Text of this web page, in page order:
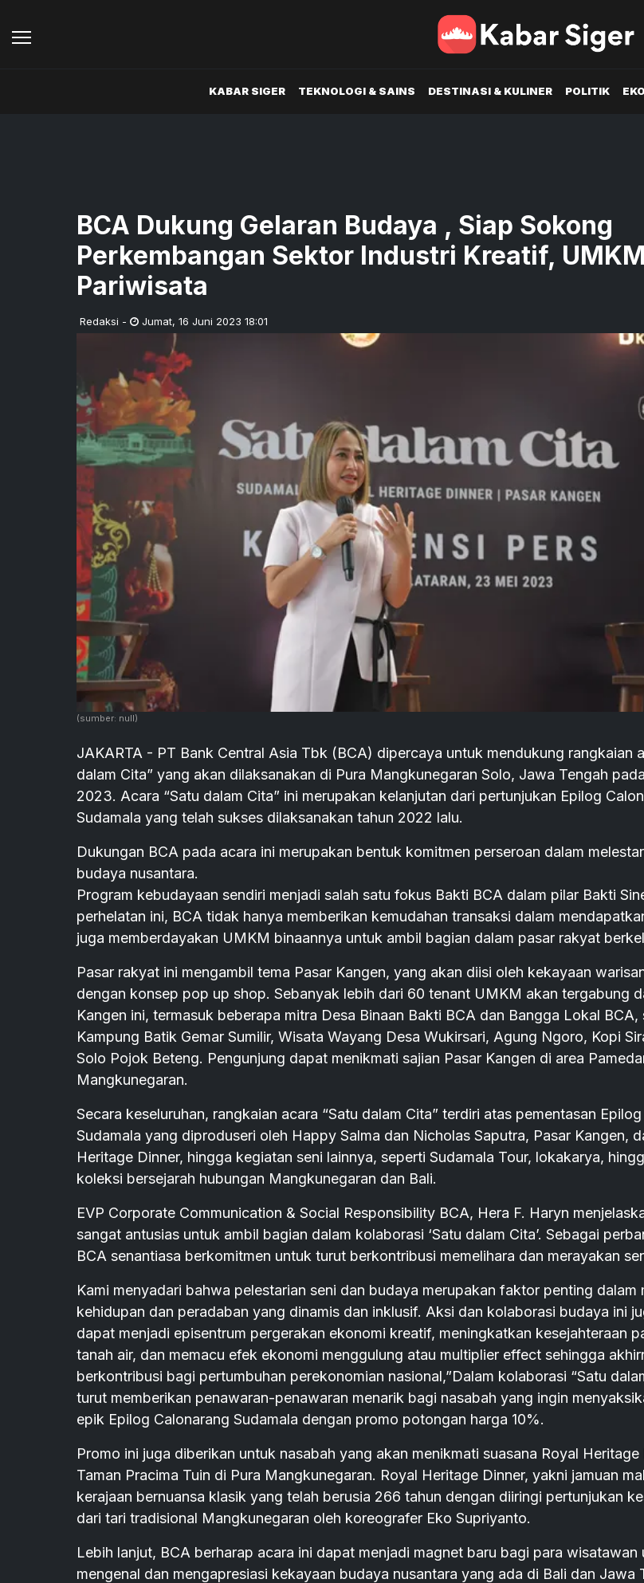
KABAR SIGER TEKNOLOGI & SAINS DESTINASI & KULINER POLITIK
BCA Dukung Gelaran Budaya , Siap Sokong
Perkembangan Sektor Industri Kreatif,
Pariwisata
Redaksi - Jumat, 16 Juni 2023 18:01
(sumber: null)
JAKARTA - PT Bank Central Asia Tbk (BCA) dipercaya untuk mendukung rangkaian
dalam Cita” yang akan dilaksanakan di Pura Mangkunegaran Solo, Jawa Tengah
2023. Acara “Satu dalam Cita” ini merupakan kelanjutan dari pertunjukan Epilog
Sudamala yang telah sukses dilaksanakan tahun 2022 lalu.
Dukungan BCA pada acara ini merupakan bentuk komitmen perseroan dalam
budaya nusantara.
Program kebudayaan sendiri menjadi salah satu fokus Bakti BCA dalam pilar Bakti
perhelatan ini, BCA tidak hanya memberikan kemudahan transaksi dalam
juga memberdayakan UMKM binaannya untuk ambil bagian dalam pasar rakyat
Pasar rakyat ini mengambil tema Pasar Kangen, yang akan diisi oleh kekayaan
dengan konsep pop up shop. Sebanyak lebih dari 60 tenant UMKM akan tergabung
Kangen ini, termasuk beberapa mitra Desa Binaan Bakti BCA dan Bangga Lokal BCA,
Kampung Batik Gemar Sumilir, Wisata Wayang Desa Wukirsari, Agung Ngoro, Kopi
Solo Pojok Beteng. Pengunjung dapat menikmati sajian Pasar Kangen di area
Mangkunegaran.
Secara keseluruhan, rangkaian acara “Satu dalam Cita” terdiri atas pementasan
Sudamala yang diproduseri oleh Happy Salma dan Nicholas Saputra, Pasar Kangen,
Heritage Dinner, hingga kegiatan seni lainnya, seperti Sudamala Tour, lokakarya,
koleksi bersejarah hubungan Mangkunegaran dan Bali.
EVP Corporate Communication & Social Responsibility BCA, Hera F. Haryn
sangat antusias untuk ambil bagian dalam kolaborasi ‘Satu dalam Cita’. Sebagai
BCA senantiasa berkomitmen untuk turut berkontribusi memelihara dan merayakan
Kami menyadari bahwa pelestarian seni dan budaya merupakan faktor penting dalam
kehidupan dan peradaban yang dinamis dan inklusif. Aksi dan kolaborasi budaya ini
dapat menjadi episentrum pergerakan ekonomi kreatif, meningkatkan kesejahteraan
tanah air, dan memacu efek ekonomi menggulung atau multiplier effect sehingga
berkontribusi bagi pertumbuhan perekonomian nasional,”Dalam kolaborasi “Satu
turut memberikan penawaran-penawaran menarik bagi nasabah yang ingin
epik Epilog Calonarang Sudamala dengan promo potongan harga 10%.
Promo ini juga diberikan untuk nasabah yang akan menikmati suasana Royal
Taman Pracima Tuin di Pura Mangkunegaran. Royal Heritage Dinner, yakni jamuan
kerajaan bernuansa klasik yang telah berusia 266 tahun dengan diiringi pertunjukan
dari tari tradisional Mangkunegaran oleh koreografer Eko Supriyanto.
Lebih lanjut, BCA berharap acara ini dapat menjadi magnet baru bagi para wisatawan
mengenal dan mengapresiasi kekayaan budaya nusantara yang ada di Bali dan Jawa